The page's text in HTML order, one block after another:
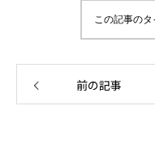
この記事の
前の記事